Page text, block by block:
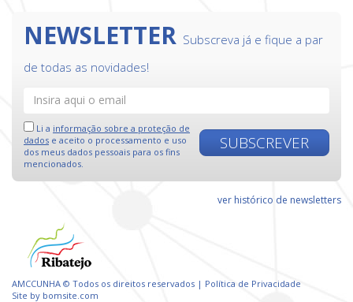
NEWSLETTER Subscreva já e fique a par
de todas as novidades!
SUBSCREVER
Li a informação sobre a proteção de
dados e aceito o processamento e uso
dos meus dados pessoais para os fins
mencionados.
ver histórico de newsletters
AMCCUNHA © Todos os direitos reservados | Política de Privacidade
Site by bomsite.com